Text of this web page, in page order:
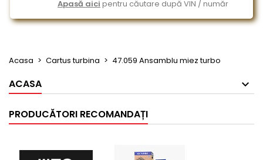
Apasă aici pentru căutare după VIN / număr
Acasa Cartus turbina 47.059 Ansamblu miez turbo
ACASA
PRODUCĂTORI RECOMANDAȚI